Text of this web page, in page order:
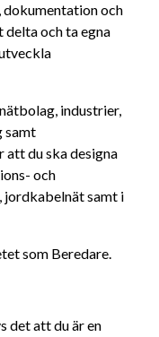
och
och ta egna
industrier,
samt
att du ska designa
och
jordkabelnät samt i
som Beredare.
det att du är en